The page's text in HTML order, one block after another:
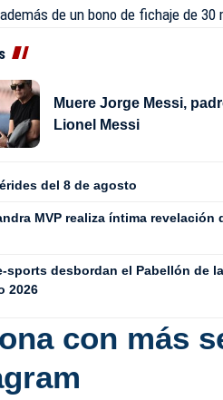
de un bono de fichaje de
Muere Jorge Messi,
Lionel Messi
del 8 de agosto
MVP realiza íntima
sports desbordan el Pabellón de
2026
con más